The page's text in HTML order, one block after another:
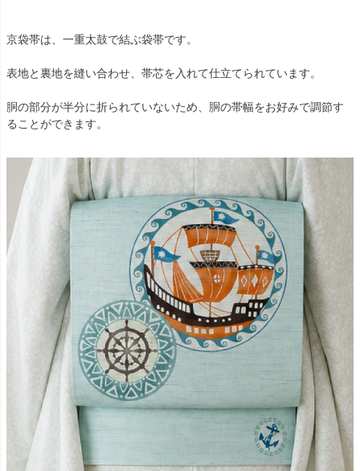
京袋帯は、一重太鼓で結ぶ袋帯です。
表地と裏地を縫い合わせ、帯芯を入れて仕立てられています。
胴の部分が半分に折られていないため、胴の帯幅をお好みで調節す
ることができます。